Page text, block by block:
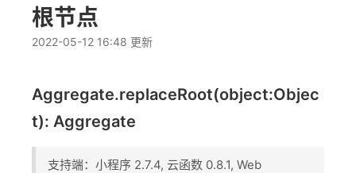
根节点
2022-05-12 16:48 更新
Aggregate.replaceRoot(object:Objec
t): Aggregate
支持端：小程序 2.7.4, 云函数 0.8.1, Web